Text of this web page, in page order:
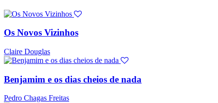
Os Novos Vizinhos
Claire Douglas
Benjamim e os dias cheios de nada
Pedro Chagas Freitas